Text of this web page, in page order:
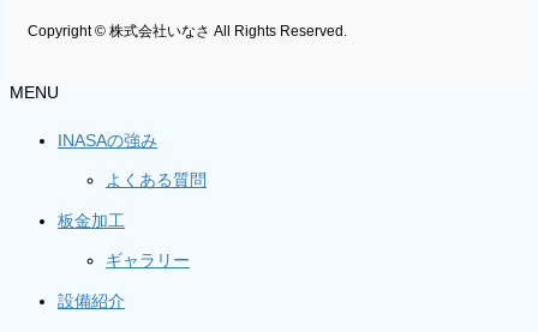
Copyright © 株式会社いなさ All Rights Reserved.
MENU
INASAの強み
よくある質問
板金加工
ギャラリー
設備紹介